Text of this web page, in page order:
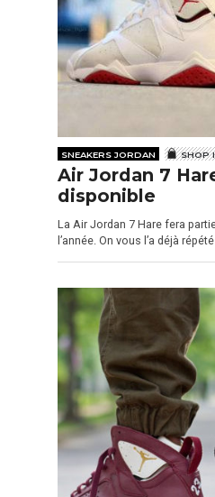
SNEAKERS JORDAN SHOP
Air Jordan 7
disponible
La Air Jordan 7 Hare fera
l’année. On vous l’a déjà